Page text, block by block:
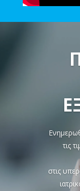
τις
στις